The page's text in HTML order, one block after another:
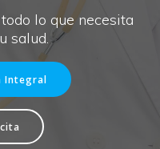
lo que necesita
salud.
Integral